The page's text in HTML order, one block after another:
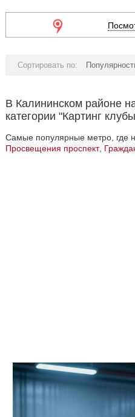
Сортировать по:
В Калининском районе
категории "Картинг
Самые популярные метро, где
Просвещения проспект,